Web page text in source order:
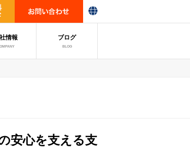
情報 ブログ
BLOG
安心を支える支